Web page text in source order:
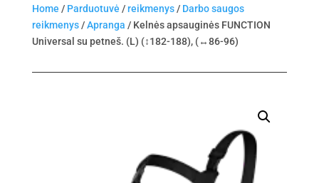
Home / Parduotuvė /reikmenys/ Darbo saugos
reikmenys/Apranga / Kelnės apsauginės FUNCTION
Universal su petneš. (L) (↕182-188), (↔86-96)